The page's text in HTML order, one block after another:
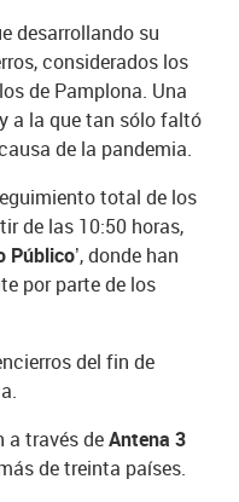
desarrollando su
considerados los
de Pamplona. Una
a la que tan sólo faltó
de la pandemia.
total de los
de las 10:50 horas,
Público’, donde han
por parte de los
del fin de
a través deAntena 3
de treinta países.